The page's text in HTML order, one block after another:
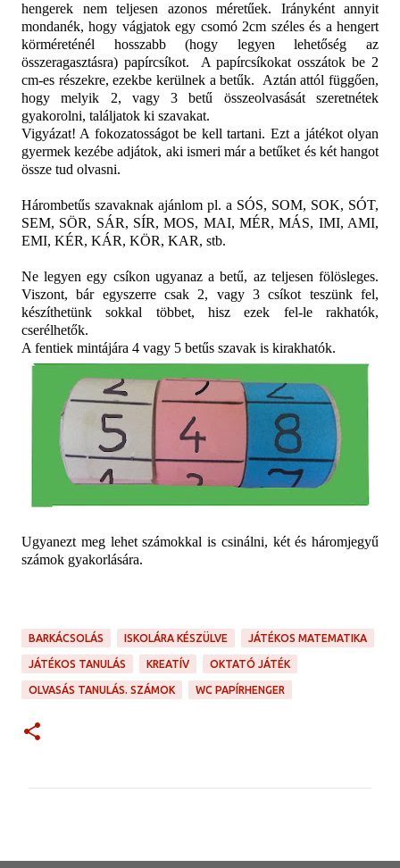
hengerek nem teljesen azonos méretűek. Irányként annyit
mondanék, hogy vágjatok egy csomó 2cm széles és a hengert
körméreténél hosszabb (hogy legyen lehetőség az
összeragasztásra) papírcsíkot.
A papírcsíkokat osszátok be 2
cm-es részekre, ezekbe kerülnek a betűk.
Aztán attól függően,
hogy melyik 2, vagy 3 betű összeolvasását szeretnétek
gyakorolni, találjatok ki szavakat.
Vigyázat! A fokozatosságot be kell tartani. Ezt a játékot olyan
gyermek kezébe adjátok, aki ismeri már a betűket és két hangot
össze tud olvasni.
Hárombetűs szavaknak ajánlom pl. a SÓS, SOM, SOK, SÓT,
SEM, SÖR, SÁR, SÍR, MOS, MAI, MÉR, MÁS, IMI, AMI,
EMI, KÉR, KÁR, KÖR, KAR, stb.
Ne legyen egy csíkon ugyanaz a betű, az teljesen fölösleges.
Viszont, bár egyszerre csak 2, vagy 3 csíkot teszünk fel,
készíthetünk sokkal többet, hisz ezek fel-le rakhatók,
cserélhetők.
A fentiek mintájára 4 vagy 5 betűs szavak is kirakhatók.
Ugyanezt meg lehet számokkal is csinálni, két és háromjegyű
számok gyakorlására.
BARKÁCSOLÁS ISKOLÁRA KÉSZÜLVE JÁTÉKOS MATEMATIKA
JÁTÉKOS TANULÁS KREATÍV OKTATÓ JÁTÉK
OLVASÁS TANULÁS. SZÁMOK WC PAPÍRHENGER